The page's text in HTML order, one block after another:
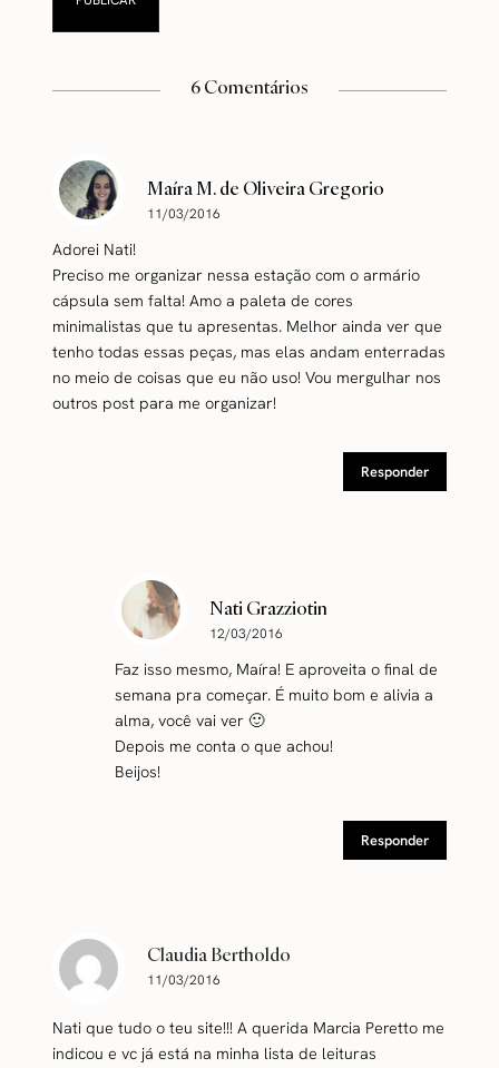
6 Comentários
Maíra M. de Oliveira Gregorio
11/03/2016
Adorei Nati!
Preciso me organizar nessa estação com o armário
cápsula sem falta! Amo a paleta de cores
minimalistas que tu apresentas. Melhor ainda ver que
tenho todas essas peças, mas elas andam enterradas
no meio de coisas que eu não uso! Vou mergulhar nos
outros post para me organizar!
Responder
Nati Grazziotin
12/03/2016
Faz isso mesmo, Maíra! E aproveita o final de
semana pra começar. É muito bom e alivia a
alma, você vai ver 🙂
Depois me conta o que achou!
Beijos!
Responder
Claudia Bertholdo
11/03/2016
Nati que tudo o teu site!!! A querida Marcia Peretto me
indicou e vc já está na minha lista de leituras